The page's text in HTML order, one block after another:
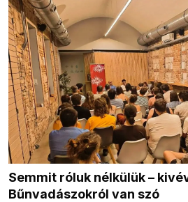
Semmit róluk nélkülük –
Bűnvadászokról van szó